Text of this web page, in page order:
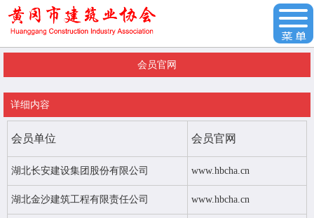
会员官网
详细内容
会员单位 会员官网
湖北长安建设集团股份有限公司 www.hbcha.cn
湖北金沙建筑工程有限责任公司 www.hbcha.cn